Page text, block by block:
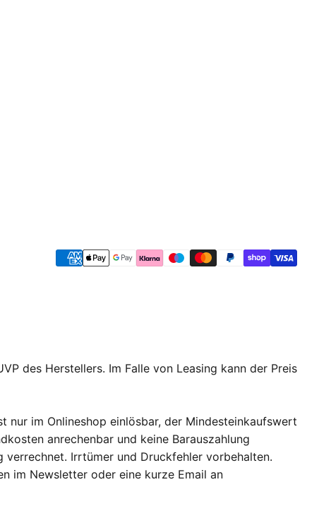
des Herstellers. Im Falle von Leasing kann der Preis
im Onlineshop einlösbar, der Mindesteinkaufswert
anrechenbar und keine Barauszahlung
Irrtümer und Druckfehler vorbehalten.
im Newsletter oder eine kurze Email an